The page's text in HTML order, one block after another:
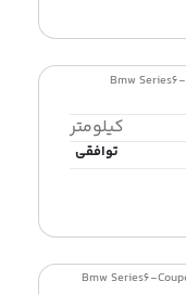
سری 6 کروک، Bmw Series6-
کیلومتر
توافقی